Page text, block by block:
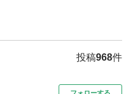
投稿968件